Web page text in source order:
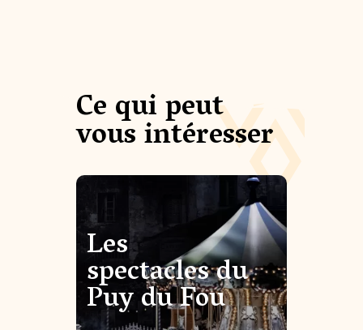
Ce qui peut
vous intéresser
Les
spectacles du
Puy du Fou